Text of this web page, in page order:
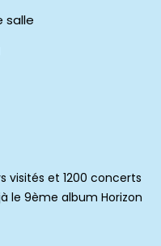
salle
visités et 1200 concerts
le 9ème album Horizon